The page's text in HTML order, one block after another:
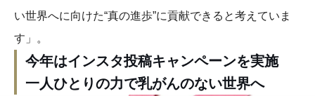
い世界へに向けた“真の進歩”に貢献できると考えていま
す」。
今年はインスタ投稿キャンペーンを実施
一人ひとりの力で乳がんのない世界へ